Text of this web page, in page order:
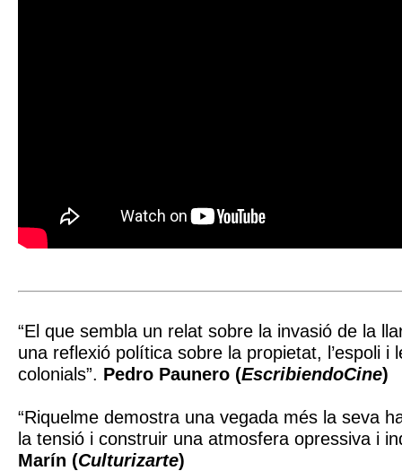
“El que sembla un relat sobre la invasió de la
una reflexió política sobre la propietat, l’espoli i
colonials”. Pedro Paunero (EscribiendoCine)
“Riquelme demostra una vegada més la seva
la tensió i construir una atmosfera opressiva i
Marín (Culturizarte)